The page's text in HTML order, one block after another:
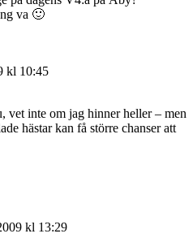
va 🙂
kl 10:45
vet inte om jag hinner heller – men
hästar kan få större chanser att
kl 13:29